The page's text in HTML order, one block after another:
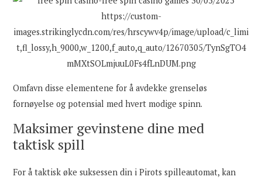
Omfavn disse elementene for å avdekke grenseløs
fornøyelse og potensial med hvert modige spinn.
Maksimer gevinstene dine med
taktisk spill
For å taktisk øke suksessen din i Pirots spilleautomat, kan